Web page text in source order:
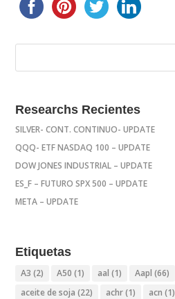
Researchs Recientes
SILVER- CONT. CONTINUO- UPDATE
QQQ- ETF NASDAQ 100 – UPDATE
DOW JONES INDUSTRIAL – UPDATE
ES_F – FUTURO SPX 500 – UPDATE
META – UPDATE
Etiquetas
A3 (2) A50 (1) aal (1) Aapl (66)
aceite de soja (22) achr(1) acn (1)